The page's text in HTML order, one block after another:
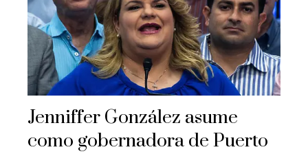
Jenniffer González asume
como gobernadora de Puerto